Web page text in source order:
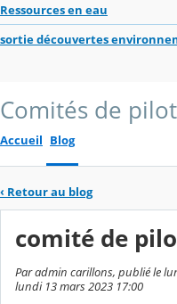
Ressources en eau
sortie découvertes
Comités de
Accueil Blog
‹ Retour au blog
comité de
Par admin carillons, publié le
lundi 13 mars 2023 17:00